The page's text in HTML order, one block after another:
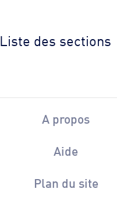
Liste des sections
A propos
Aide
Plan du site